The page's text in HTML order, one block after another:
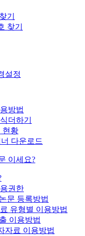
기
찾기
설정
방법
더하기
현황
다운로드
이세요?
권한
문 등록방법
유형별 이용방법
이용방법
자료 이용방법